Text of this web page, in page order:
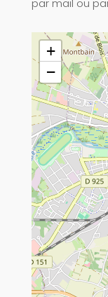
+
−